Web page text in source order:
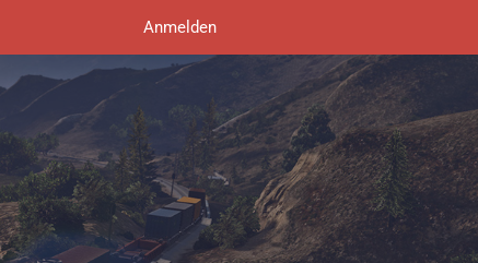
Anmelden